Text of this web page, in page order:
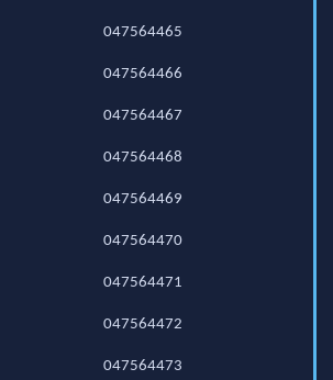
047564465
047564466
047564467
047564468
047564469
047564470
047564471
047564472
047564473